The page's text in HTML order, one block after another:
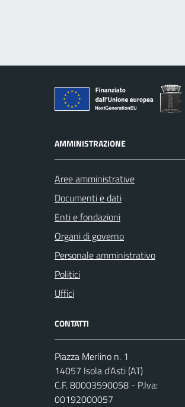
AMMINISTRAZIONE
Aree amministrative
Documenti e dati
Enti e fondazioni
Organi di governo
Personale amministrativo
Politici
Uffici
CONTATTI
Piazza Merlino n. 1
14057 Isola d'Asti (AT)
C.F. 80003590058 - P.Iva:
00192000057